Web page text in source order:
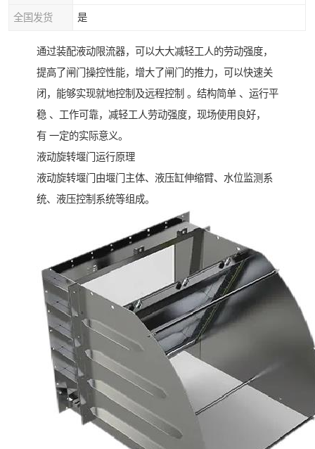
全国发货 是
通过装配液动限流器，可以大大减轻工人的劳动强度，
提高了闸门操控性能，增大了闸门的推力，可以快速关
闭，能够实现就地控制及远程控制 。结构简单 、运行平
稳 、工作可靠，减轻工人劳动强度，现场使用良好，
有 一定的实际意义。
液动旋转堰门运行原理
液动旋转堰门由堰门主体、液压缸伸缩臂、水位监测系
统、液压控制系统等组成。